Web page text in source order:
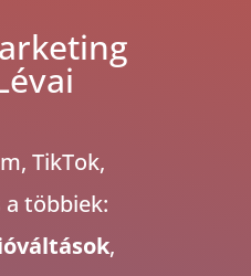
TikTok,
a többiek:
,